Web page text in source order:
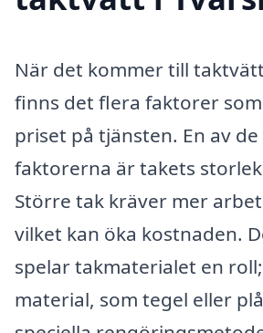
När det kommer till
finns det flera faktorer
priset på tjänsten. En av
faktorerna är takets
Större tak kräver mer
vilket kan öka kostnaden.
spelar takmaterialet en
material, som tegel eller